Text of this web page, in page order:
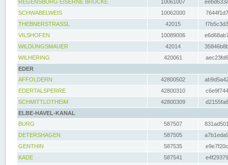
REGENSBURG EISERNE BRÜCKE
10061007
SCHWABELWEIS
10062000
THEBNERSTRASSL
42015
VILSHOFEN
10089006
WILDUNGSMAUER
42014
WILHERING
420061
EDER
AFFOLDERN
42800502
EDERTALSPERRE
42800310
SCHMITTLOTHEIM
42800309
ELBE-HAVEL-KANAL
BURG
587507
DETERSHAGEN
587505
GENTHIN
587535
KADE
587541